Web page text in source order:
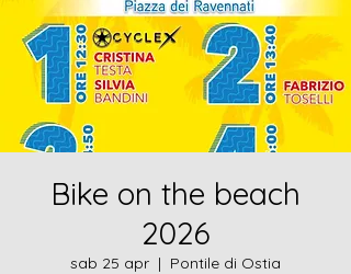
Bike on the beach
2026
sab 25 apr
  |
Pontile di Ostia